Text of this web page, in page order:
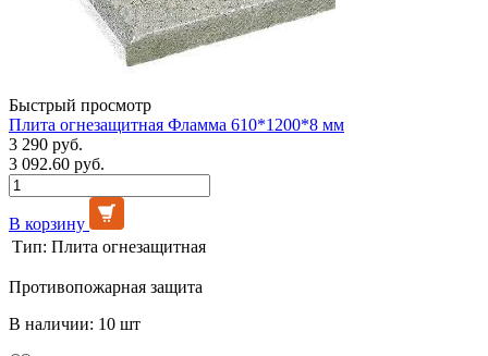
Быстрый просмотр
Плита огнезащитная Фламма 610*1200*8 мм
3 290 руб.
3 092.60 руб.
В корзину
Тип: Плита огнезащитная
Противопожарная защита
В наличии: 10 шт